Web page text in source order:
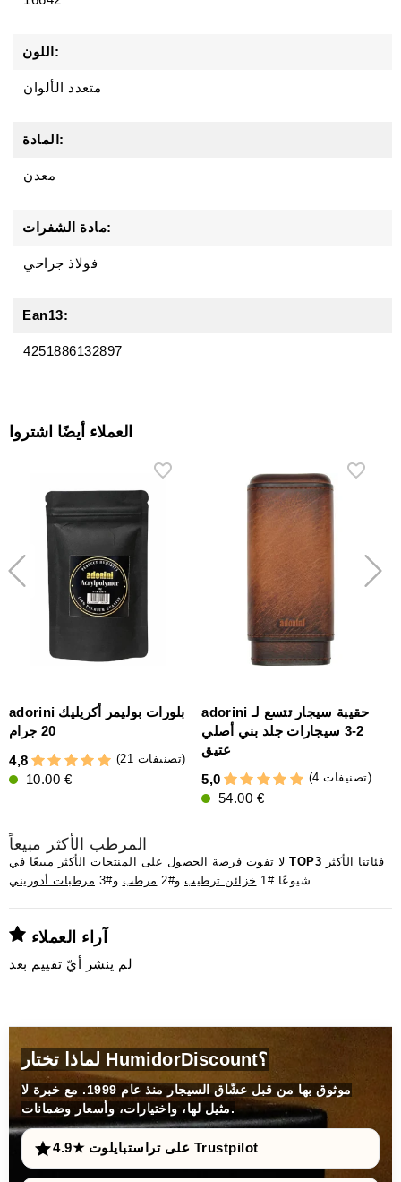
اللون:
متعدد الألوان
المادة:
معدن
مادة الشفرات:
فولاذ جراحي
Ean13:
4251886132897
العملاء أيضًا اشتروا
adorini بلورات بوليمر أكريليك
20 جرام
4,8
(21 تصنيفات)
10.00 €
adorini حقيبة سيجار تتسع لـ
2-3 سيجارات جلد بني أصلي
عتيق
5,0
(4 تصنيفات)
54.00 €
المرطب الأكثر مبيعاً
TOP3
شيوعًا #1
خزائن ترطيب و#2 مرطب و#3 مرطبات أدوريني
آراء العملاء
لم ينشر أيّ تقييم بعد
لماذا تختار HumidorDiscount؟
موثوق بها من قبل عشّاق السيجار منذ عام 1999. مع خبرة لا
مثيل لها، واختيارات، وأسعار وضمانات.
4.9★ على تراستبايلوت Trustpilot